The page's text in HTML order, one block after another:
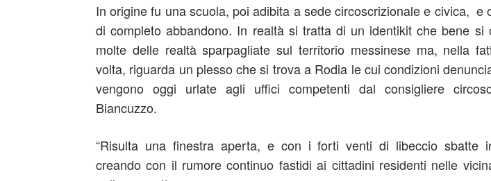
In origine fu una scuola, poi adibita a sede circoscrizionale e civica, e
di completo abbandono. In realtà si tratta di un identikit che bene si
molte delle realtà sparpagliate sul territorio messinese ma, nella
volta, riguarda un plesso che si trova a Rodia le cui condizioni
vengono oggi urlate agli uffici competenti dal consigliere
Biancuzzo.
“Risulta una finestra aperta, e con i forti venti di libeccio sbatte
creando con il rumore continuo fastidi ai cittadini residenti nelle